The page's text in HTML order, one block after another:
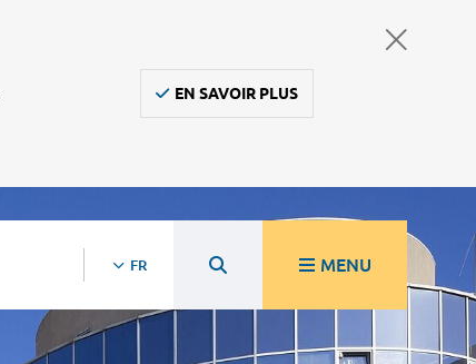
EN SAVOIR PLUS
FR MENU